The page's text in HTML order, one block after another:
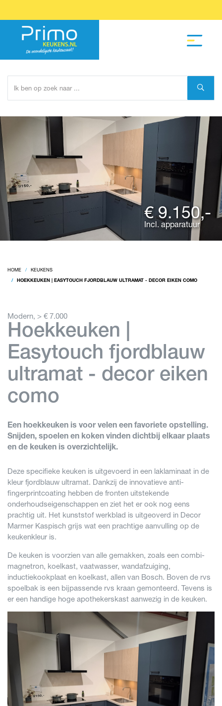
€ 9.150,-
Incl. apparatuur
HOME KEUKENS
HOEKKEUKEN | EASYTOUCH FJORDBLAUW ULTRAMAT - DECOR EIKEN COMO
Modern, > € 7.000
Hoekkeuken |
Easytouch fjordblauw
ultramat - decor eiken
como
Een hoekkeuken is voor velen een favoriete opstelling.
Snijden, spoelen en koken vinden dichtbij elkaar plaats
en de keuken is overzichtelijk.
Deze specifieke keuken is uitgevoerd in een laklaminaat in de
kleur fjordblauw ultramat. Dankzij de innovatieve anti-
fingerprintcoating hebben de fronten uitstekende
onderhoudseigenschappen en ziet het er ook nog eens
prachtig uit. Het kunststof werkblad is uitgeoverd in Decor
Marmer Kaspisch grijs wat een prachtige aanvulling op de
keukenkleur is.
De keuken is voorzien van alle gemakken, zoals een combi-
magnetron, koelkast, vaatwasser, wandafzuiging,
inductiekookplaat en koelkast, allen van Bosch. Boven de rvs
spoelbak is een bijpassende rvs kraan gemonteerd. Tevens is
er een handige hoge apothekerskast aanwezig in de keuken.